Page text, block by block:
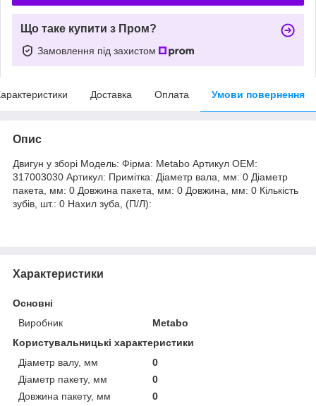
Що таке купити з Пром?
Замовлення під захистом
Доставка Оплата Умови повернення
Опис
Двигун у зборі Модель: Фірма: Metabo Артикул OEM:
317003030 Артикул: Примітка: Діаметр вала, мм: 0 Діаметр
пакета, мм: 0 Довжина пакета, мм: 0 Довжина, мм: 0 Кількість
зубів, шт.: 0 Нахил зуба, (П/Л):
Характеристики
Основні
Виробник
Metabo
Користувальницькі характеристики
Діаметр валу, мм
0
Діаметр пакету, мм
0
Довжина пакету, мм
0